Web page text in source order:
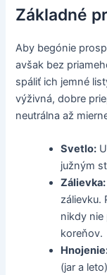
Základné
Aby begónie
avšak bez
spáliť ich jemné
výživná, dobre
neutrálna až
Svetlo:
južným
Zálievka:
zálievku.
nikdy nie
koreňov.
(jar a